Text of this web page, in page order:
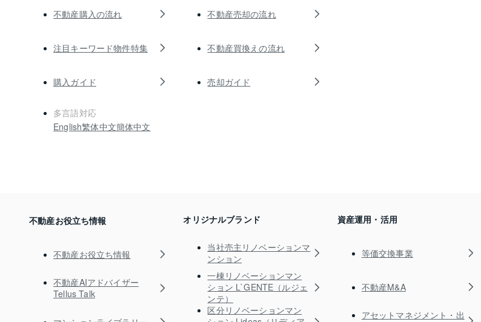
不動産購入の流れ
注目キーワード物件特集
購入ガイド
多言語対応
English繁体中文簡体中文
不動産売却の流れ
不動産買換えの流れ
売却ガイド
不動産お役立ち情報
不動産お役立ち情報
不動産AIアドバイザー
Tellus Talk
オリジナルブランド
当社売主リノベーションマ
ンション
一棟リノベーションマン
ション L`GENTE（ルジェ
ンテ）
区分リノベーションマン
資産運用・活用
等価交換事業
不動産M&A
アセットマネジメント・出